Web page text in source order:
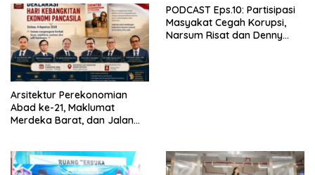
Arsitektur Perekonomian
Abad ke-21, Maklumat
Merdeka Barat, dan Jalan
PODCAST Eps.10: Partisipasi
Masyakat Cegah Korupsi,
Narsum Risat dan Denny